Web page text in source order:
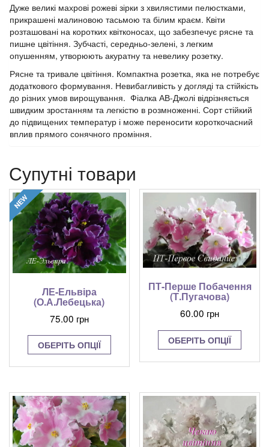
Дуже великі махрові рожеві зірки з хвилястими пелюстками,
прикрашені малиновою тасьмою та білим краєм. Квіти
розташовані на коротких квітконосах, що забезпечує рясне та
пишне цвітіння. Зубчасті, середньо-зелені, з легким
опушенням, утворюють акуратну та невелику розетку.
Рясне та тривале цвітіння. Компактна розетка, яка не потребує
додаткового формування. Невибагливість у догляді та стійкість
до різних умов вирощування. Фіалка АВ-Джолі відрізняється
швидким зростанням та легкістю в розмноженні. Сорт стійкий
до підвищених температур і може переносити короткочасний
вплив прямого сонячного проміння.
Супутні товари
ЛЕ-Ельвіра
(О.А.Лебецька)
75.00 грн
ОБЕРІТЬ ОПЦІЇ
Цей
кілька
Параметри
можна
вибрати
на
сторінці
ПТ-Перше Побачення
(Т.Пугачова)
60.00 грн
ОБЕРІТЬ ОПЦІЇ
Цей
кілька
можна
на